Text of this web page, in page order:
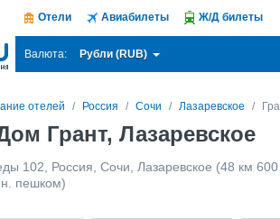
Отели Авиабилеты Ж/Д билеты
Валюта: Рубли (RUB)
отелей Россия Сочи Лазаревское
Грант, Лазаревское
102 Россия Сочи Лазаревское (48 км
пешком)